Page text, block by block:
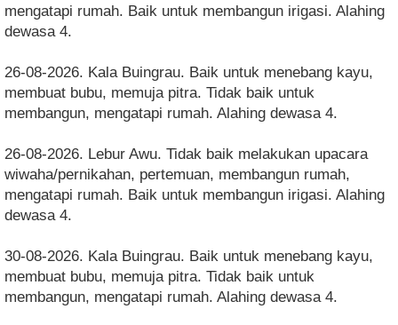
mengatapi rumah. Baik untuk membangun irigasi. Alahing
dewasa 4.
26-08-2026. Kala Buingrau. Baik untuk menebang kayu,
membuat bubu, memuja pitra. Tidak baik untuk
membangun, mengatapi rumah. Alahing dewasa 4.
26-08-2026. Lebur Awu. Tidak baik melakukan upacara
wiwaha/pernikahan, pertemuan, membangun rumah,
mengatapi rumah. Baik untuk membangun irigasi. Alahing
dewasa 4.
30-08-2026. Kala Buingrau. Baik untuk menebang kayu,
membuat bubu, memuja pitra. Tidak baik untuk
membangun, mengatapi rumah. Alahing dewasa 4.